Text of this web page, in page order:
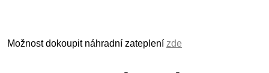
Možnost dokoupit náhradní zateplení zde